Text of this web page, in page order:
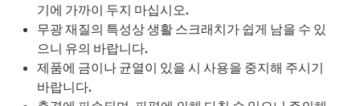
기에 가까이 두지 마십시오.
무광 재질의 특성상 생활 스크래치가 쉽게 남을 수 있
으니 유의 바랍니다.
제품에 금이나 균열이 있을 시 사용을 중지해 주시기
바랍니다.